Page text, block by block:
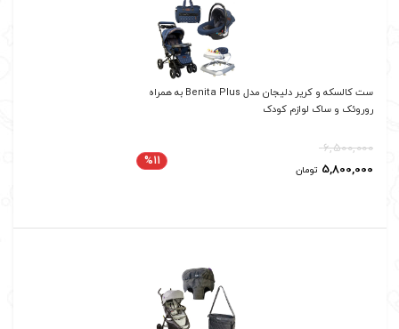
ست کالسکه و کریر دلیجان مدل Benita Plus به همراه
روروئک و ساک لوازم کودک
6,500,000
5,800,000 تومان
%11